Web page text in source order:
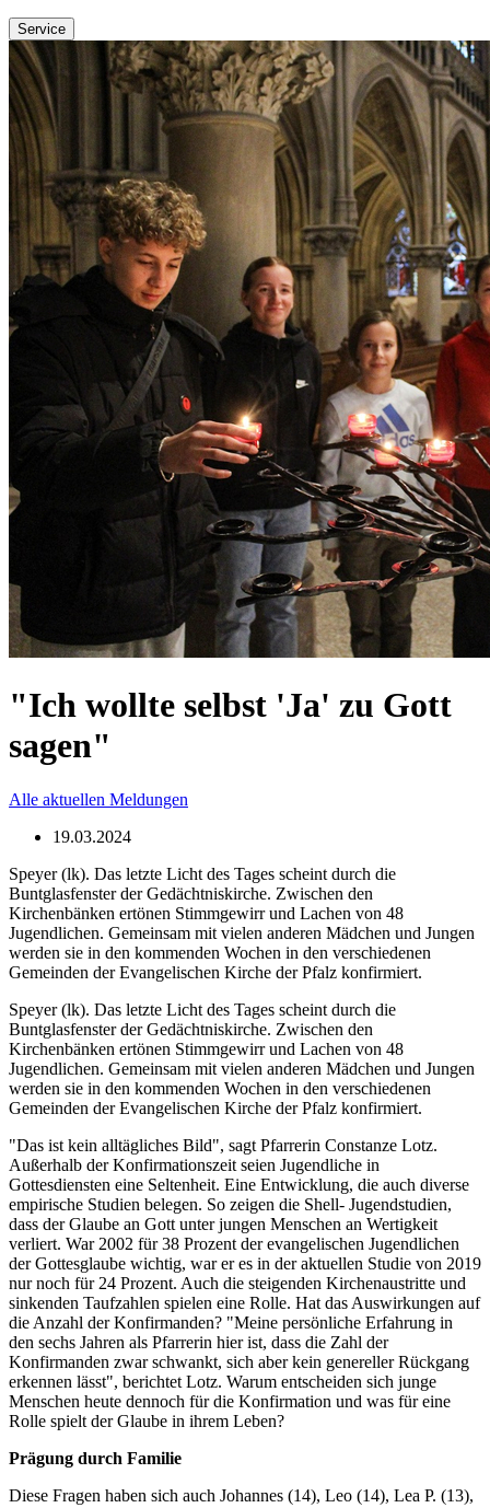
Service
"Ich wollte selbst 'Ja' zu Gott
sagen"
Alle aktuellen Meldungen
19.03.2024
Speyer (lk). Das letzte Licht des Tages scheint durch die
Buntglasfenster der Gedächtniskirche. Zwischen den
Kirchenbänken ertönen Stimmgewirr und Lachen von 48
Jugendlichen. Gemeinsam mit vielen anderen Mädchen und Jungen
werden sie in den kommenden Wochen in den verschiedenen
Gemeinden der Evangelischen Kirche der Pfalz konfirmiert.
Speyer (lk). Das letzte Licht des Tages scheint durch die
Buntglasfenster der Gedächtniskirche. Zwischen den
Kirchenbänken ertönen Stimmgewirr und Lachen von 48
Jugendlichen. Gemeinsam mit vielen anderen Mädchen und Jungen
werden sie in den kommenden Wochen in den verschiedenen
Gemeinden der Evangelischen Kirche der Pfalz konfirmiert.
"Das ist kein alltägliches Bild", sagt Pfarrerin Constanze Lotz.
Außerhalb der Konfirmationszeit seien Jugendliche in
Gottesdiensten eine Seltenheit. Eine Entwicklung, die auch diverse
empirische Studien belegen. So zeigen die Shell- Jugendstudien,
dass der Glaube an Gott unter jungen Menschen an Wertigkeit
verliert. War 2002 für 38 Prozent der evangelischen Jugendlichen
der Gottesglaube wichtig, war er es in der aktuellen Studie von 2019
nur noch für 24 Prozent. Auch die steigenden Kirchenaustritte und
sinkenden Taufzahlen spielen eine Rolle. Hat das Auswirkungen auf
die Anzahl der Konfirmanden? "Meine persönliche Erfahrung in
den sechs Jahren als Pfarrerin hier ist, dass die Zahl der
Konfirmanden zwar schwankt, sich aber kein genereller Rückgang
erkennen lässt", berichtet Lotz. Warum entscheiden sich junge
Menschen heute dennoch für die Konfirmation und was für eine
Rolle spielt der Glaube in ihrem Leben?
Prägung durch Familie
Diese Fragen haben sich auch Johannes (14), Leo (14), Lea P. (13),